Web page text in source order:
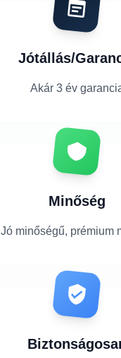
Jótállás/
Akár 3 év
Minőség
Jó minőségű, prémium